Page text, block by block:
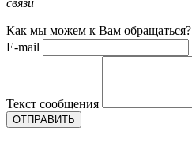
Как мы можем к Вам обращаться?
E-mail
Текст сообщения
ОТПРАВИТЬ